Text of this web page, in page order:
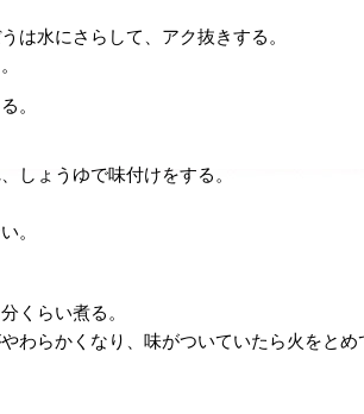
は水にさらして、アク抜きする。
。
しょうゆで味付けをする。
。
くらい煮る。
わらかくなり、味がついていたら火をと